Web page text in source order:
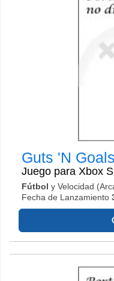
Guts 'N Goals
Juego para Xbox
Fútbol y Velocidad
Fecha de Lanzamiento